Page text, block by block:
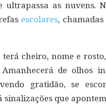
as nuvens.
escolares,
terá cheiro, nome e
de olhos
gratidão, se
sinalizações que